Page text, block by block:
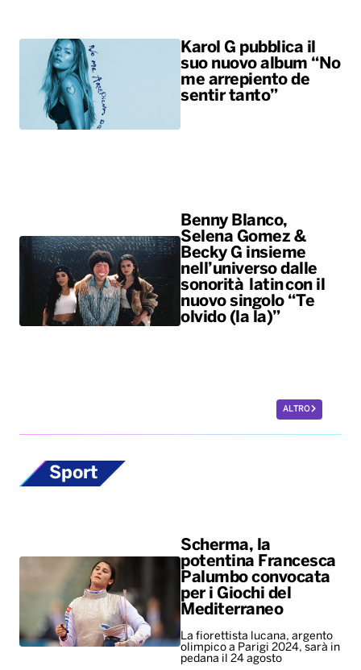
Karol G pubblica il
suo nuovo album “No
me arrepiento de
sentir tanto”
Benny Blanco,
Selena Gomez &
Becky G insieme
nell’universo dalle
sonorità latin con il
nuovo singolo “Te
olvido (la la)”
ALTRO
Sport
Scherma, la
potentina Francesca
Palumbo convocata
per i Giochi del
Mediterraneo
La fiorettista lucana, argento
olimpico a Parigi 2024, sarà in
pedana il 24 agosto